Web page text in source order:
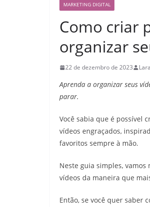
MARKETING DIGITAL
Como criar
organizar
22 de dezembro de 2023
Aprenda a organizar seus
parar.
Você sabia que é possível
vídeos engraçados,
favoritos sempre à mão.
Neste guia simples,
vídeos da maneira que
Então, se você quer saber